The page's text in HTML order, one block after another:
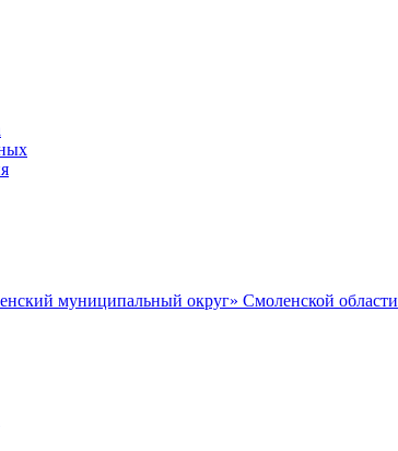
муниципальный округ» Смоленской области